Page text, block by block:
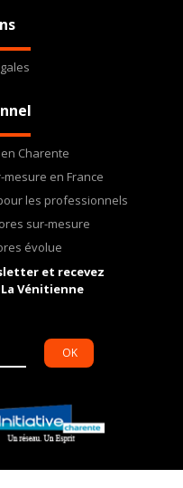
Charente
en France
les professionnels
sur-mesure
évolue
et recevez
Vénitienne
OK